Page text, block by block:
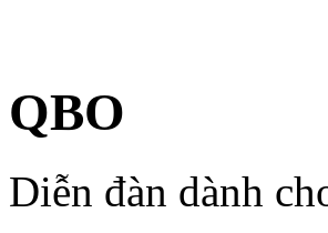
QBO
Diễn đàn dành